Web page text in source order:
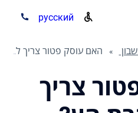
русский
האם עוסק פטור צריך להגיש הצהרת הון?
צריך